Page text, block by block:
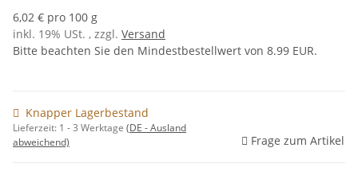
6,02 € pro 100 g
inkl. 19% USt. , zzgl. Versand
Bitte beachten Sie den Mindestbestellwert von 8.99 EUR.
Knapper Lagerbestand
Lieferzeit: 1 - 3 Werktage (DE - Ausland
abweichend)
Frage zum Artikel